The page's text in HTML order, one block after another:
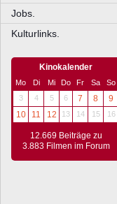
Jobs.
Kulturlinks.
Kinokalender
Mo Di Mi Do Fr Sa
So
3
4 5 6 7 8
9
10
11 12 13 14 15 16
12.669 Beiträge zu
3.883 Filmen im Forum